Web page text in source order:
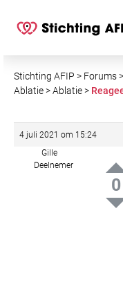
Stichting AFIP > Forums>
Ablatie>Ablatie>
4 juli 2021 om 15:24
GilIe
Deelnemer
0